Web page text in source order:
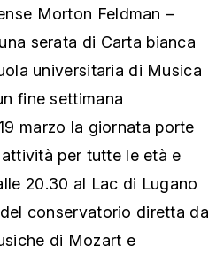
Morton Feldman –
serata di Carta bianca
universitaria di Musica
fine settimana
marzo la giornata porte
per tutte le età e
20.30 al Lac di Lugano
conservatorio diretta da
di Mozart e